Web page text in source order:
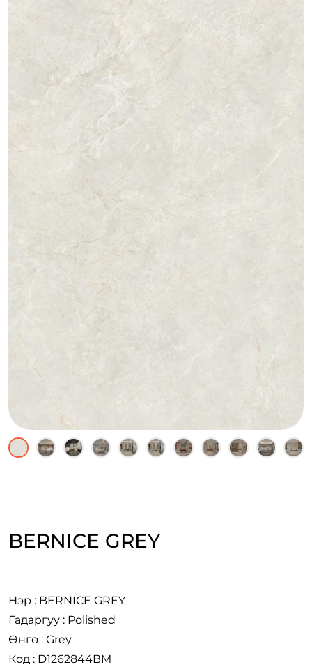
BERNICE GREY
Нэр : BERNICE GREY
Гадаргуу : Polished
Өнгө : Grey
Код : D1262844BM